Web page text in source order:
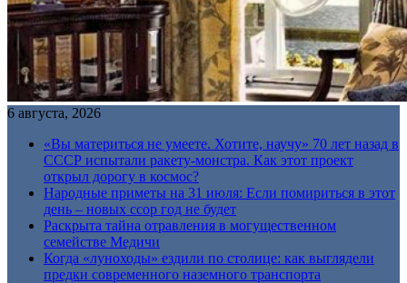
6 августа, 2026
«Вы материться не умеете. Хотите, научу» 70 лет назад в
СССР испытали ракету-монстра. Как этот проект
открыл дорогу в космос?
Народные приметы на 31 июля: Если помириться в этот
день – новых ссор год не будет
Раскрыта тайна отравления в могущественном
семействе Медичи
Когда «луноходы» ездили по столице: как выглядели
предки современного наземного транспорта